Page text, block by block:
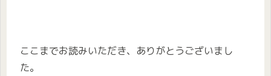
ここまでお読みいただき、ありがとうございまし
た。